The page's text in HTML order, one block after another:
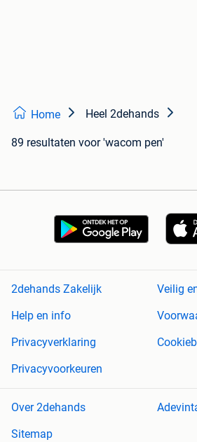
Home Heel 2dehands
89 resultaten voor 'wacom pen'
2dehands Zakelijk
Veilig
Help en info
Privacyverklaring
Privacyvoorkeuren
Over 2dehands
Sitemap